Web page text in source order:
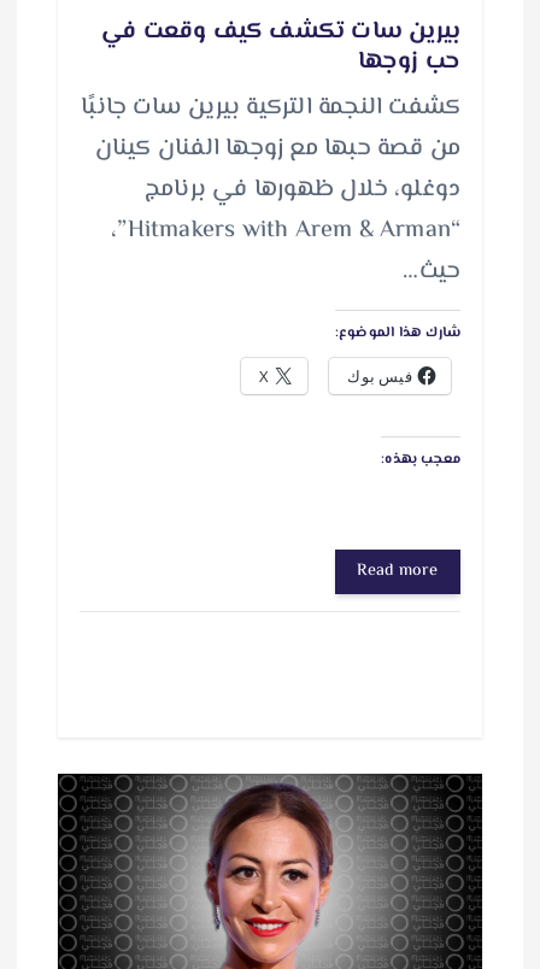
بيرين سات تكشف كيف وقعت في
حب زوجها
كشفت النجمة التركية بيرين سات جانبًا
من قصة حبها مع زوجها الفنان كينان
دوغلو، خلال ظهورها في برنامج
“Hitmakers with Arem & Arman”،
حيث…
شارك هذا الموضوع:
فيس بوك X
معجب بهذه:
Read more